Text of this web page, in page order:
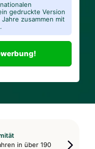
gedruckte Version
zusammen mit
in über 190